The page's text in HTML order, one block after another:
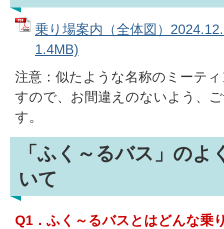
乗り場案内（全体図）
1.4MB)
注意：似たような名称のミーテ
すので、お間違えのないよう、
す。
「ふく～るバス」のよ
いて
Q1．ふく～るバスとはどんな乗